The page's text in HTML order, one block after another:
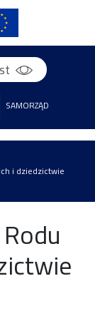
SAMORZĄD
i dziedzictwie